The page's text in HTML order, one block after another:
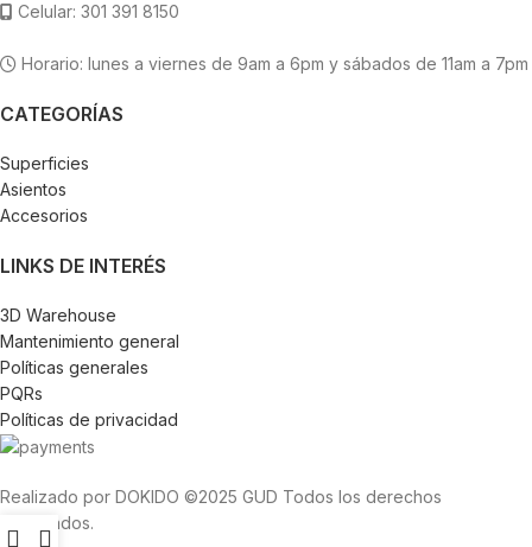
Celular: 301 391 8150
Horario: lunes a viernes de 9am a 6pm y sábados de 11am a 7pm
CATEGORÍAS
Superficies
Asientos
Accesorios
LINKS DE INTERÉS
3D Warehouse
Mantenimiento general
Políticas generales
PQRs
Políticas de privacidad
Realizado por DOKIDO ©2025 GUD Todos los derechos
reservados.